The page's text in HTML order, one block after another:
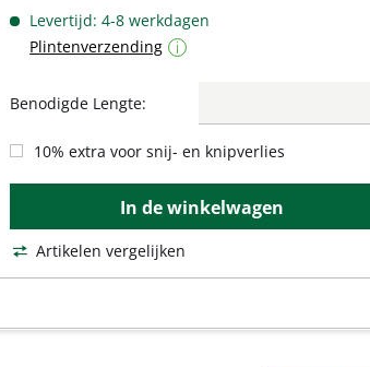
Levertijd: 4-8 werkdagen
Plintenverzending
i
Benodigde Lengte:
10% extra voor snij- en knipverlies
In de winkelwagen
Artikelen vergelijken